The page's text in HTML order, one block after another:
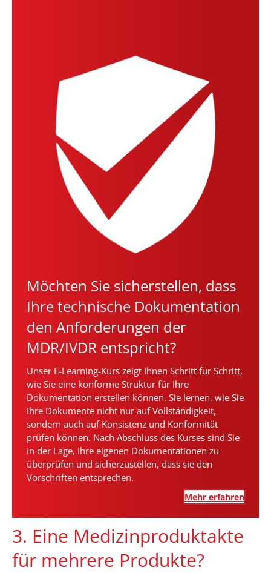
Möchten Sie sicherstellen, dass
Ihre technische Dokumentation
den Anforderungen der
MDR/IVDR entspricht?
Unser E-Learning-Kurs zeigt Ihnen Schritt für Schritt,
wie Sie eine konforme Struktur für Ihre
Dokumentation erstellen können. Sie lernen, wie Sie
Ihre Dokumente nicht nur auf Vollständigkeit,
sondern auch auf Konsistenz und Konformität
prüfen können. Nach Abschluss des Kurses sind Sie
in der Lage, Ihre eigenen Dokumentationen zu
überprüfen und sicherzustellen, dass sie den
Vorschriften entsprechen.
Mehr erfahren
3. Eine Medizinproduktakte
für mehrere Produkte?